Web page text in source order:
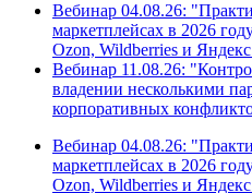
Вебинар 04.08.26:
маркетплейсах в 2026
Ozon, Wildberries и
Вебинар 11.08.26:
владении несколькими
корпоративных
Вебинар 04.08.26:
маркетплейсах в 2026
Ozon, Wildberries и